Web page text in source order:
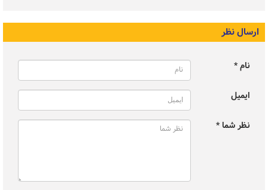
ارسال نظر
نام *
ایمیل
نظر شما *